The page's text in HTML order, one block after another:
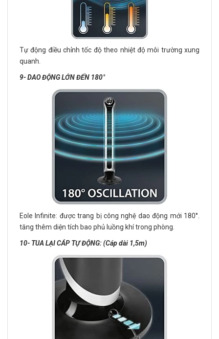
Tự động điều chỉnh tốc độ theo nhiệt độ môi trường xung
quanh.
9- DAO ĐỘNG LỚN ĐẾN 180°
Eole Infinite: được trang bị công nghệ dao động mới 180°.
tăng thêm diện tích bao phủ luồng khí trong phòng.
10- TUA LẠI CÁP TỰ ĐỘNG: (Cáp dài 1,5m)